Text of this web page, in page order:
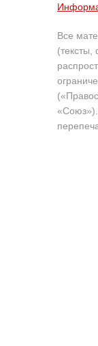
Все
(тексты,
«Союз»).